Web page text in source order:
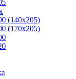
(140х205)
(170х205)